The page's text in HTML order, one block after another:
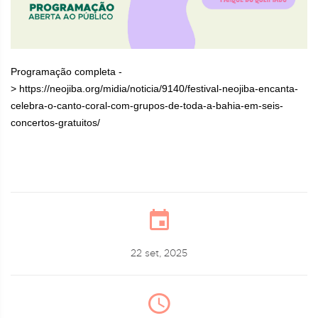
Programação completa -
> https://neojiba.org/midia/noticia/9140/festival-neojiba-encanta-
celebra-o-canto-coral-com-grupos-de-toda-a-bahia-em-seis-
concertos-gratuitos/
22 set, 2025